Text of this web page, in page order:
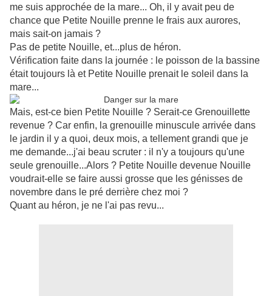
me suis approchée de la mare... Oh, il y avait peu de
chance que Petite Nouille prenne le frais aux aurores,
mais sait-on jamais ?
Pas de petite Nouille, et...plus de héron.
Vérification faite dans la journée : le poisson de la bassine
était toujours là et Petite Nouille prenait le soleil dans la
mare...
Mais, est-ce bien Petite Nouille ? Serait-ce Grenouillette
revenue ? Car enfin, la grenouille minuscule arrivée dans
le jardin il y a quoi, deux mois, a tellement grandi que je
me demande...j'ai beau scruter : il n'y a toujours qu'une
seule grenouille...Alors ? Petite Nouille devenue Nouille
voudrait-elle se faire aussi grosse que les génisses de
novembre dans le pré derrière chez moi ?
Quant au héron, je ne l'ai pas revu...